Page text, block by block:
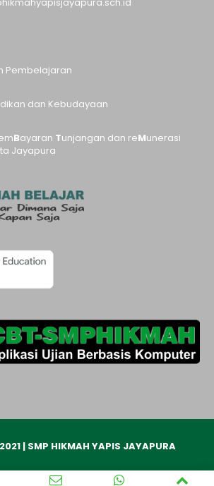
Pembelajaran
dan Kebudayaan
Bayaran Tunjangan dan reMunerasi
Jayapura
| SMP HIKMAH YAPIS JAYAPURA